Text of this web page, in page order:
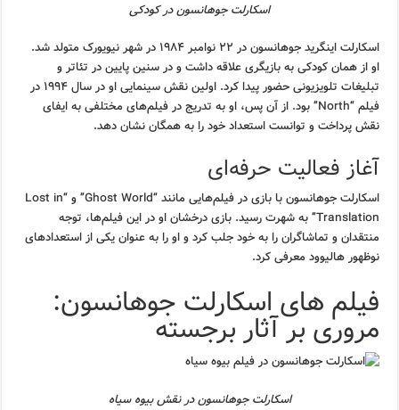
اسکارلت جوهانسون در کودکی
اسکارلت اینگرید جوهانسون در ۲۲ نوامبر ۱۹۸۴ در شهر نیویورک متولد شد.
او از همان کودکی به بازیگری علاقه داشت و در سنین پایین در تئاتر و
تبلیغات تلویزیونی حضور پیدا کرد. اولین نقش سینمایی او در سال ۱۹۹۴ در
فیلم “North” بود. از آن پس، او به تدریج در فیلم‌های مختلفی به ایفای
نقش پرداخت و توانست استعداد خود را به همگان نشان دهد.
آغاز فعالیت حرفه‌ای
اسکارلت جوهانسون با بازی در فیلم‌هایی مانند “Ghost World” و “Lost in
Translation” به شهرت رسید. بازی درخشان او در این فیلم‌ها، توجه
منتقدان و تماشاگران را به خود جلب کرد و او را به عنوان یکی از استعدادهای
نوظهور هالیوود معرفی کرد.
فیلم های اسکارلت جوهانسون:
مروری بر آثار برجسته
اسکارلت جوهانسون در نقش بیوه سیاه